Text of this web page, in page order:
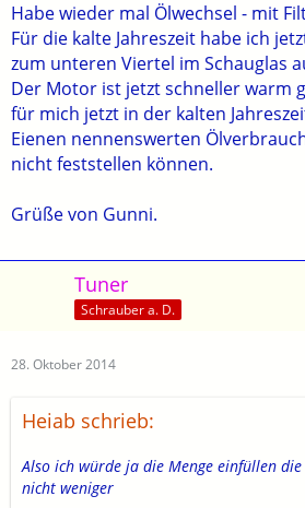
Habe wieder mal Ölwechsel - mit
Für die kalte Jahreszeit habe ich
zum unteren Viertel im Schauglas
Der Motor ist jetzt schneller warm
für mich jetzt in der kalten
Eienen nennenswerten
nicht feststellen können.
Grüße von Gunni.
Tuner
Schrauber a. D.
28. Oktober 2014
Heiab schrieb:
Also ich würde ja die Menge einfüllen
nicht weniger